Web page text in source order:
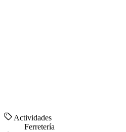
Actividades
Ferretería